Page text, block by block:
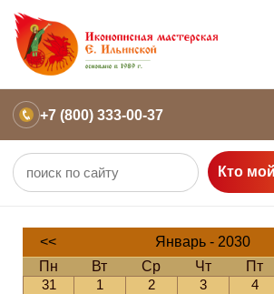
+7 (800) 333-00-37
Кто
<< Январь - 2030
Пн
Вт Ср Чт Пт
31
1 2 3 4